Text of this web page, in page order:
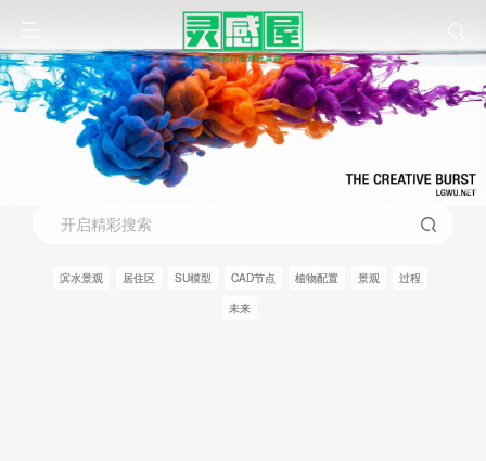
开启精彩搜索
滨水景观 居住区 SU模型 CAD节点 植物配置 景观
过程
未来